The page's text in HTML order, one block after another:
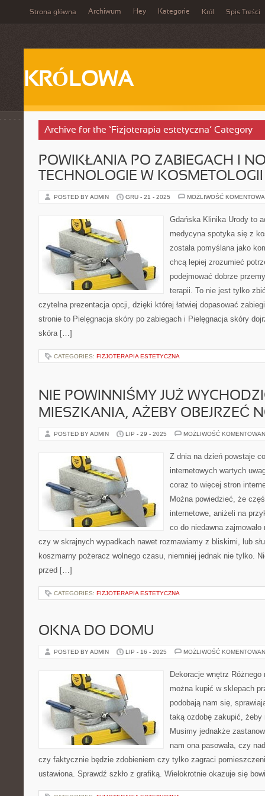
Strona główna Archiwum Hey Kategorie Król Spis Treści
KRÓLOWA
Archive for the ‘Fizjoterapia estetyczna’ Category
POWIKŁANIA PO ZABIEGACH I
TECHNOLOGIE W KOSMETOLOGII
POSTED BY ADMIN GRU - 21 - 2025 MOŻLIWOŚĆ
Gdańska Klinika Urody to
medycyna spotyka się z
została pomyślana jako
chcą lepiej zrozumieć
podejmować dobrze
terapii. To nie jest tylko
czytelna prezentacja opcji, dzięki której łatwiej dopasować
stronie to Pielęgnacja skóry po zabiegach i Pielęgnacja skóry
skóra […]
CATEGORIES: FIZJOTERAPIA ESTETYCZNA
NIE POWINNIŚMY JUŻ
MIESZKANIA, AŻEBY OBEJRZEĆ
POSTED BY ADMIN LIP - 29 - 2025 MOŻLIWOŚĆ
Z dnia na dzień powstaje
internetowych wartych
coraz to więcej stron
Można powiedzieć, że
internetowe, aniżeli na
co do niedawna
czy w skrajnych wypadkach nawet rozmawiamy z bliskimi, lub
koszmarny pożeracz wolnego czasu, niemniej jednak nie tylko.
przed […]
CATEGORIES: FIZJOTERAPIA ESTETYCZNA
OKNA DO DOMU
POSTED BY ADMIN LIP - 16 - 2025 MOŻLIWOŚĆ
Dekoracje wnętrz
można kupić w sklepach
podobają nam się,
taką ozdobę zakupić,
Musimy jednakże
nam ona pasowała, czy
czy faktycznie będzie zdobieniem czy tylko zagraci
ustawiona. Sprawdź szkło z grafiką. Wielokrotnie okazuje się